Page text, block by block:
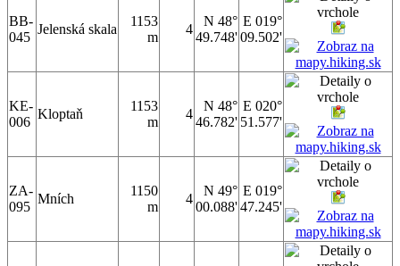
BB-
045
Jelenská skala
1153
m
4
N 48°
49.748'
E 019°
09.502'
KE-
006
Kloptaň
1153
m
4
N 48°
46.782'
E 020°
51.577'
ZA-
095
Mních
1150
m
4
N 49°
00.088'
E 019°
47.245'